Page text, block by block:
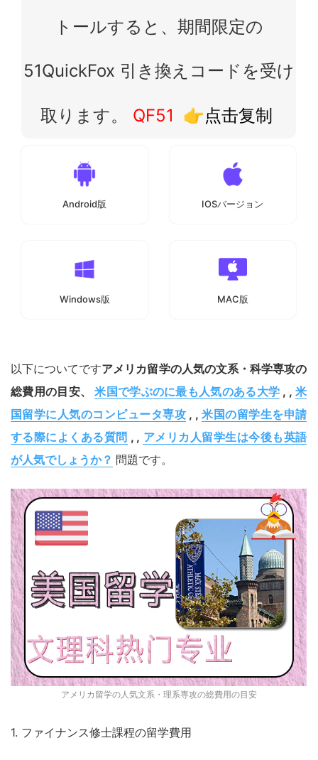
トールすると、期間限定の
51QuickFox 引き換えコードを受け
取ります。 QF51 👉点击复制
Android版 IOSバージョン
Windows版 MAC版
以下についてですアメリカ留学の人気の文系・科学専攻の
総費用の目安、
米国で学ぶのに最も人気のある大学 , , 米
国留学に人気のコンピュータ専攻 , , 米国の留学生を申請
する際によくある質問 , , アメリカ人留学生は今後も英語
が人気でしょうか？ 問題です。
アメリカ留学の人気文系・理系専攻の総費用の目安
1. ファイナンス修士課程の留学費用